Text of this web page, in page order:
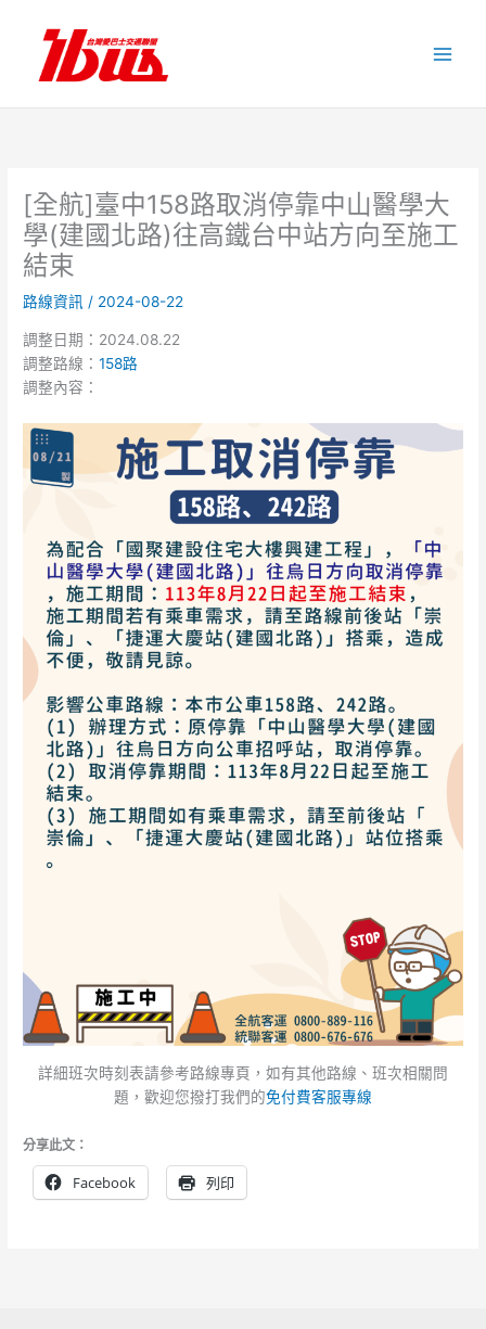
內
[全航]臺中158路取消停靠中山醫學大
學(建國北路)往高鐵台中站方向至施工
結束
路線資訊 / 2024-08-22
調整日期：2024.08.22
調整路線：158路
調整內容：
詳細班次時刻表請參考路線專頁，如有其他路線、班次相關問
題，歡迎您撥打我們的免付費客服專線
分享此文：
Facebook 列印